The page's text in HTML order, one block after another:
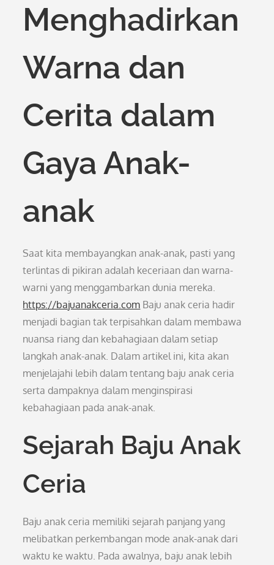
Menghadirkan
Warna dan
Cerita dalam
Gaya Anak-
anak
Saat kita membayangkan anak-anak, pasti yang
terlintas di pikiran adalah keceriaan dan warna-
warni yang menggambarkan dunia mereka.
https://bajuanakceria.com Baju anak ceria hadir
menjadi bagian tak terpisahkan dalam membawa
nuansa riang dan kebahagiaan dalam setiap
langkah anak-anak. Dalam artikel ini, kita akan
menjelajahi lebih dalam tentang baju anak ceria
serta dampaknya dalam menginspirasi
kebahagiaan pada anak-anak.
Sejarah Baju Anak
Ceria
Baju anak ceria memiliki sejarah panjang yang
melibatkan perkembangan mode anak-anak dari
waktu ke waktu. Pada awalnya, baju anak lebih